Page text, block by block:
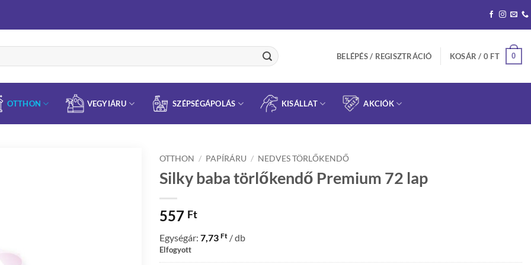
BELÉPÉS / REGISZTRÁCIÓ KOSÁR / 0 FT 0
OTTHON VEGYIÁRU SZÉPSÉGÁPOLÁS KISÁLLAT AKCIÓK
OTTHON / PAPÍRÁRU / NEDVES TÖRLŐKENDŐ
Silky baba törlőkendő Premium 72 lap
557 Ft
Egységár: 7,73 Ft / db
Elfogyott